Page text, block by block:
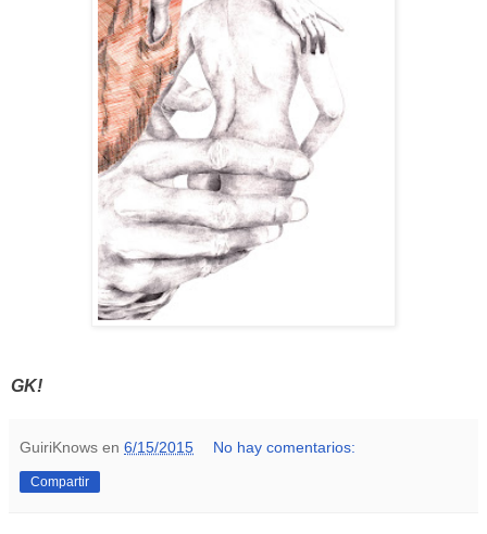
GK!
GuiriKnows en 6/15/2015 No hay comentarios:
Compartir